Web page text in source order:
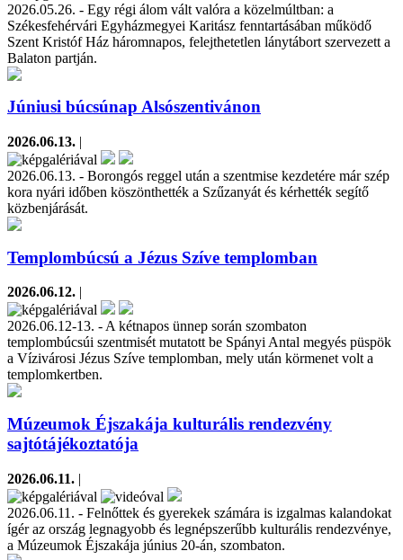
2026.05.26. - Egy régi álom vált valóra a közelmúltban: a
Székesfehérvári Egyházmegyei Karitász fenntartásában működő
Szent Kristóf Ház háromnapos, felejthetetlen lánytábort szervezett a
Balaton partján.
Júniusi búcsúnap Alsószentivánon
2026.06.13. |
2026.06.13. - Borongós reggel után a szentmise kezdetére már szép
kora nyári időben köszönthették a Szűzanyát és kérhették segítő
közbenjárását.
Templombúcsú a Jézus Szíve templomban
2026.06.12. |
2026.06.12-13. - A kétnapos ünnep során szombaton
templombúcsúi szentmisét mutatott be Spányi Antal megyés püspök
a Vízivárosi Jézus Szíve templomban, mely után körmenet volt a
templomkertben.
Múzeumok Éjszakája kulturális rendezvény
sajtótájékoztatója
2026.06.11. |
2026.06.11. - Felnőttek és gyerekek számára is izgalmas kalandokat
ígér az ország legnagyobb és legnépszerűbb kulturális rendezvénye,
a Múzeumok Éjszakája június 20-án, szombaton.